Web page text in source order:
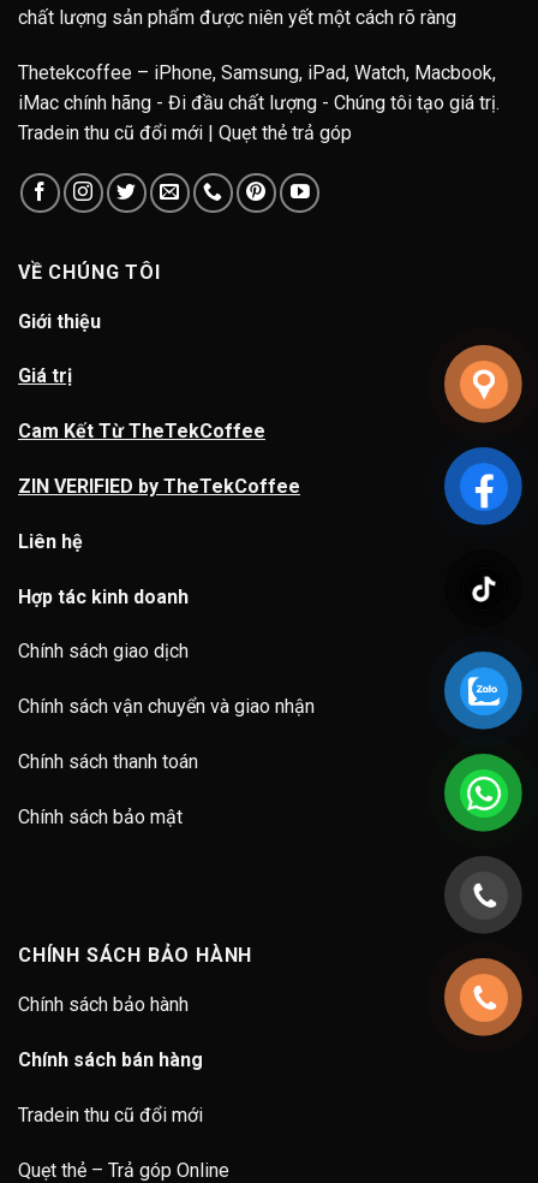
chất lượng sản phẩm được niên yết một cách rõ ràng
Thetekcoffee – iPhone, Samsung, iPad, Watch, Macbook,
iMac chính hãng - Đi đầu chất lượng - Chúng tôi tạo giá trị.
Tradein thu cũ đổi mới | Quẹt thẻ trả góp
VỀ CHÚNG TÔI
Giới thiệu
Giá trị
Cam Kết Từ TheTekCoffee
ZIN VERIFIED by TheTekCoffee
Liên hệ
Hợp tác kinh doanh
Chính sách giao dịch
Chính sách vận chuyển và giao nhận
Chính sách thanh toán
Chính sách bảo mật
CHÍNH SÁCH BẢO HÀNH
Chính sách bảo hành
Chính sách bán hàng
Tradein thu cũ đổi mới
Quẹt thẻ – Trả góp Online